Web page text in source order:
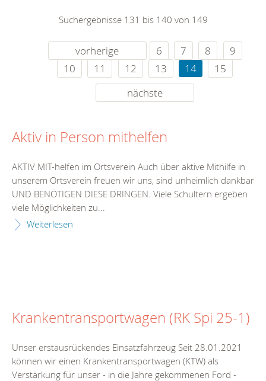
Suchergebnisse 131 bis 140 von 149
vorherige 6 7 8
9
10
11 12 13 14
15
nächste
Aktiv in Person mithelfen
AKTIV MIT-helfen im Ortsverein Auch über aktive Mithilfe in
unserem Ortsverein freuen wir uns, sind unheimlich dankbar
UND BENÖTIGEN DIESE DRINGEN. Viele Schultern ergeben
viele Möglichkeiten zu...
Weiterlesen
Krankentransportwagen (RK Spi 25-1)
Unser erstausrückendes Einsatzfahrzeug Seit 28.01.2021
können wir einen Krankentransportwagen (KTW) als
Verstärkung für unser - in die Jahre gekommenen Ford -